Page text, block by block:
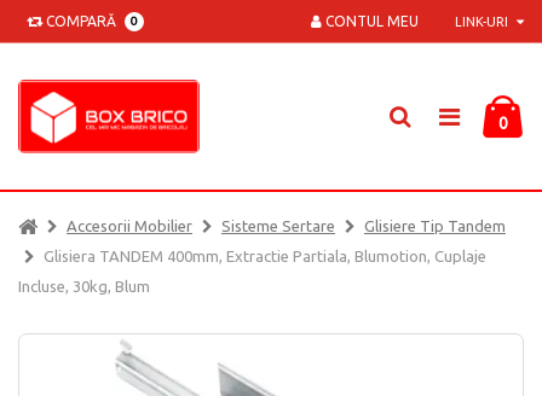
COMPARĂ 0 LINK-URI
CONTUL MEU
0
Accesorii Mobilier Sisteme Sertare
Glisiere Tip Tandem
Glisiera TANDEM 400mm, Extractie Partiala, Blumotion, Cuplaje
Incluse, 30kg, Blum